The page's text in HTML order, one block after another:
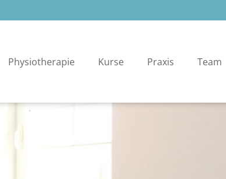
Physiotherapie Kurse Praxis Team